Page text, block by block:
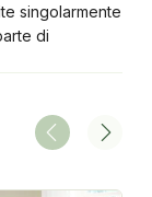
singolarmente
di